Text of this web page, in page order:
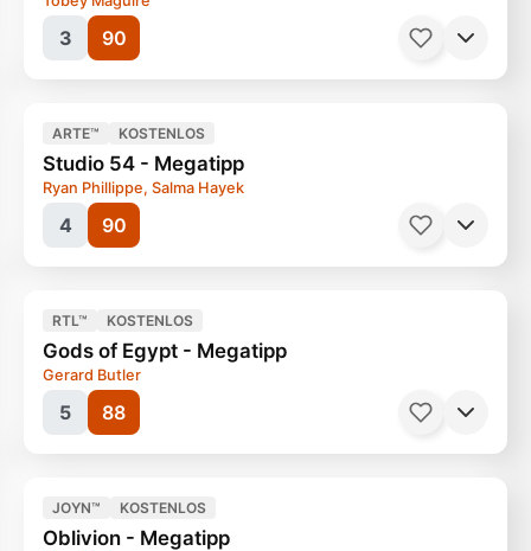
Filme, Satire
Filme, Drama
3 90
Filme, Blockbuster
134 Minuten
4 90
ARTE™ KOSTENLOS
Studio 54 - Megatipp
Ryan Phillippe, Salma Hayek
5 88
RTL™ KOSTENLOS
Gods of Egypt - Megatipp
Gerard Butler
JOYN™ KOSTENLOS
Oblivion - Megatipp